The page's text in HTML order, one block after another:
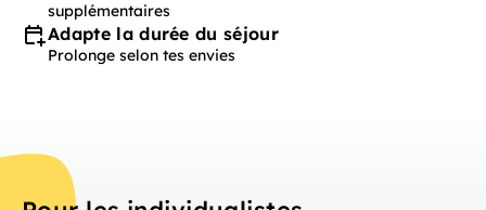
supplémentaires
Adapte la durée du séjour
Prolonge selon tes envies